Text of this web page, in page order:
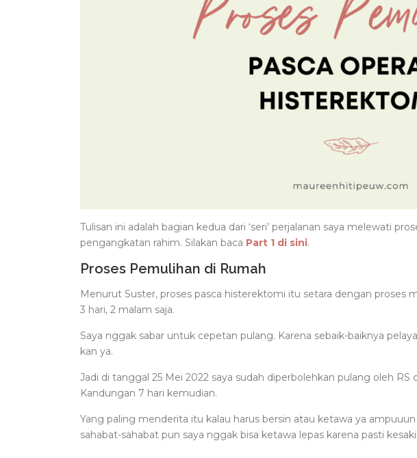
Tulisan ini adalah bagian kedua dari ‘seri’ perjalanan saya melewati
pengangkatan rahim. Silakan baca Part 1 di sini.
Proses Pemulihan di Rumah
Menurut Suster, proses pasca histerektomi itu setara dengan proses
3 hari, 2 malam saja.
Saya nggak sabar untuk cepetan pulang. Karena sebaik-baiknya
kan ya.
Jadi di tanggal 25 Mei 2022 saya sudah diperbolehkan pulang oleh
Kandungan 7 hari kemudian.
Yang paling menderita itu kalau harus bersin atau ketawa ya
sahabat-sahabat pun saya nggak bisa ketawa lepas karena pasti